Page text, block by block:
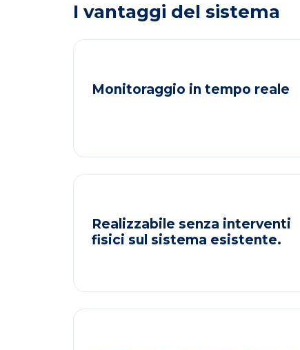
I vantaggi del sistema
Monitoraggio in tempo reale
Realizzabile senza interventi
fisici sul sistema esistente.